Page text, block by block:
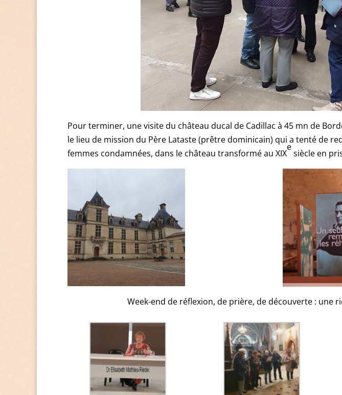
Pour terminer, une visite du château ducal de Cadillac à 45 mn de
le lieu de mission du Père Lataste (prêtre dominicain) qui a tenté de
femmes condamnées, dans le château transformé au XIX
e
siècle en
Week-end de réflexion, de prière, de découverte : une